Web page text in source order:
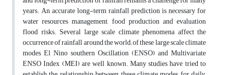
years. An accurate long-term rainfall prediction is necessary for
water resources management, food production and evaluation
flood risks. Several large scale climate phenomena affect the
occurrence of rainfall around the world; of these large scale climate
modes El Nino southern Oscillation (ENSO) and Multivariate
ENSO Index (MEI) are well known. Many studies have tried to